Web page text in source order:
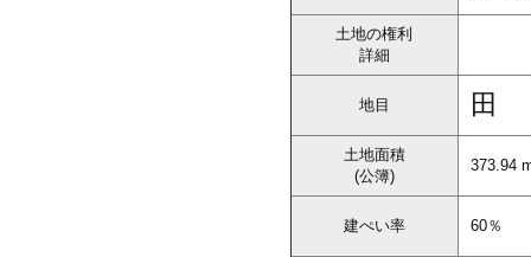
土地の権利
詳細
地目 田
土地面積
(公簿)
373.94
建ぺい率 60％